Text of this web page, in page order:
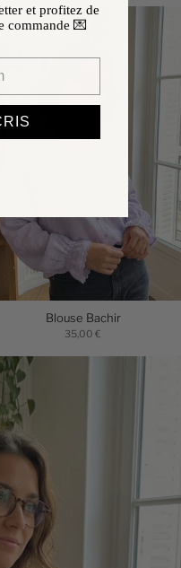
Blouse Bachir
35,00 €
et profitez de
commande 💌